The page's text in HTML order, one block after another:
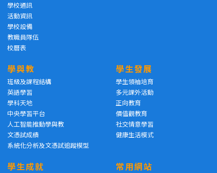
學校通訊
活動資訊
學校設備
教職員隊伍
校曆表
學與教
班級及課程結構
英語學習
學科天地
中央學習平台
人工智能推動學與教
文憑試成績
系統化分析及文憑試追蹤模型
學生發展
學生領袖培育
多元課外活動
正向教育
價值觀教育
社交情意學習
健康生活模式
學生成就 常用網站